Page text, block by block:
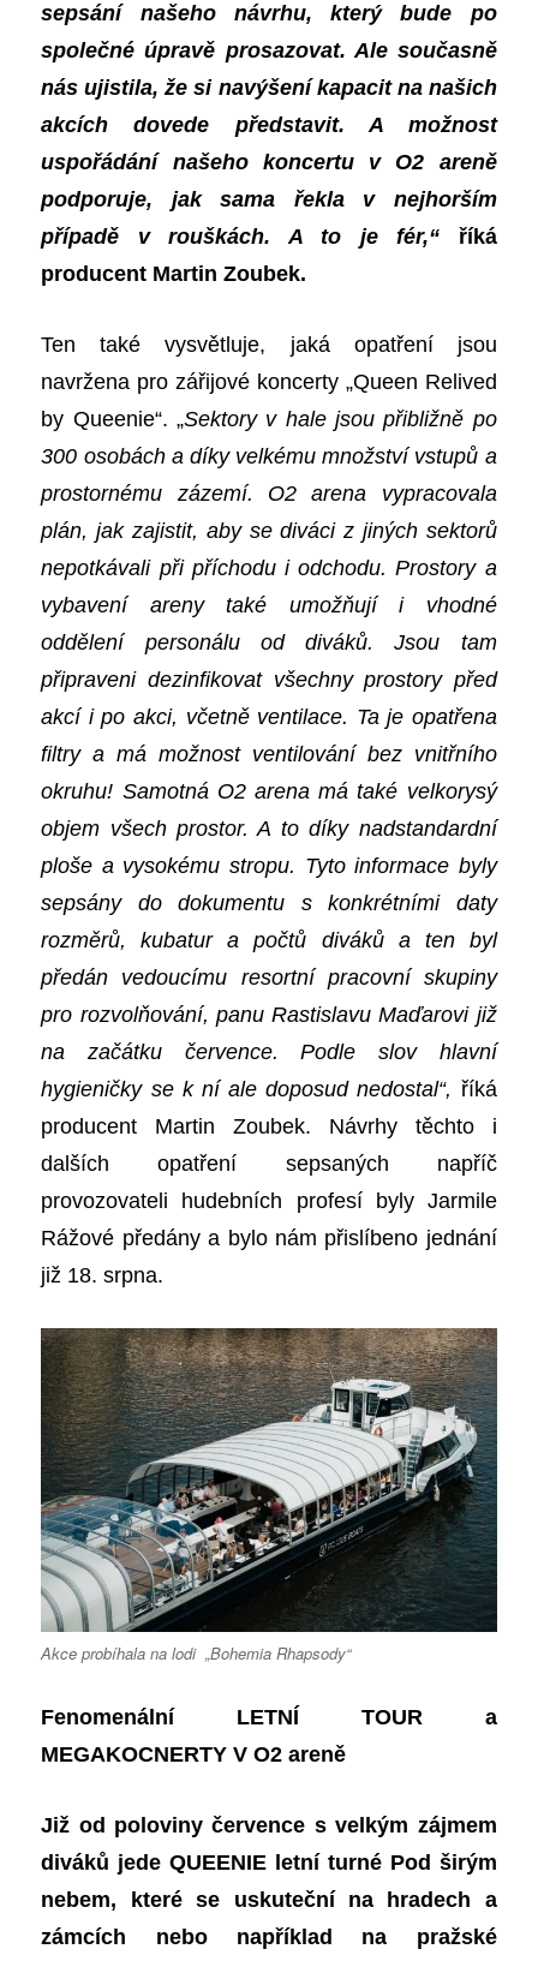
sepsání našeho návrhu, který bude po
společné úpravě prosazovat.Ale současně
násujistila, že si navýšení kapacit na našich
akcích dovede představit. A možnost
uspořádání našeho koncertu v O2 areně
podporuje, jak sama řekla v nejhorším
případě v rouškách. A to je fér,“ říká
producent Martin Zoubek.
Ten také vysvětluje, jaká opatření jsou
navržena pro zářijové koncerty „Queen Relived
by Queenie“. „Sektory v hale jsou přibližně po
300 osobách a díky velkému množství vstupů a
prostornému zázemí. O2 arena vypracovala
plán, jak zajistit, aby se diváci z jiných sektorů
nepotkávali při příchodu i odchodu. Prostory a
vybavení areny také umožňují i vhodné
oddělení personálu od diváků. Jsou tam
připraveni dezinfikovat všechny prostory před
akcí i po akci, včetně ventilace. Taje opatřena
filtry a má možnost ventilování bez vnitřního
okruhu! Samotná O2 arena má také velkorysý
objem všech prostor. A to díky nadstandardní
ploše a vysokému stropu. Tyto informace byly
sepsány do dokumentu s konkrétními daty
rozměrů, kubatur a počtů diváků a ten byl
předán vedoucímu resortní pracovní skupiny
pro rozvolňování, panu Rastislavu Maďarovi již
na začátku července. Podle slov hlavní
hygieničky se k ní ale doposud nedostal“, říká
producent Martin Zoubek. Návrhy těchto i
dalších opatření sepsaných napříč
provozovateli hudebních profesí byly Jarmile
Rážové předány a bylo nám přislíbeno jednání
již 18. srpna.
Akce probíhala na lodi „Bohemia Rhapsody“
Fenomenální LETNÍ TOUR a
MEGAKOCNERTY V O2 areně
Již od poloviny července s velkým zájmem
diváků jede QUEENIE letní turné Pod širým
nebem, které se uskuteční na hradech a
zámcích nebo například na pražské